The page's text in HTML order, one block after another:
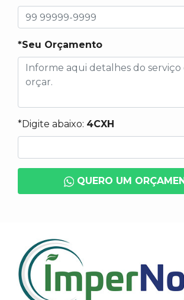
*Seu Orçamento
*Digite abaixo: 4CXH
QUERO UM